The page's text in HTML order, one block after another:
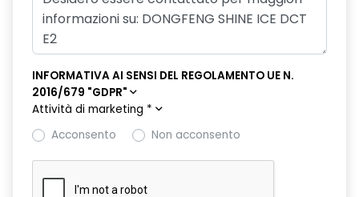
INFORMATIVA AI SENSI DEL REGOLAMENTO UE N.
2016/679 "GDPR"
Attività di marketing *
Acconsento
Non acconsento